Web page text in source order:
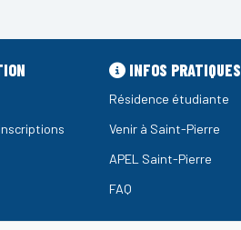
INFOS PRATIQUES
Résidence étudiante
Venir à Saint-Pierre
APEL Saint-Pierre
FAQ